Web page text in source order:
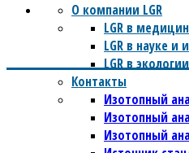
О компании LGR
LGR в
LGR в науке и
LGR в экологии
Контакты
Изотопный
Изотопный
Изотопный